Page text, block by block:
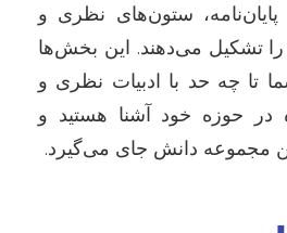
ستون‌های نظری و
تشکیل می‌دهند. این بخش‌ها
تا چه حد با ادبیات نظری و
در حوزه خود آشنا هستید و
مجموعه دانش جای می‌گیرد.